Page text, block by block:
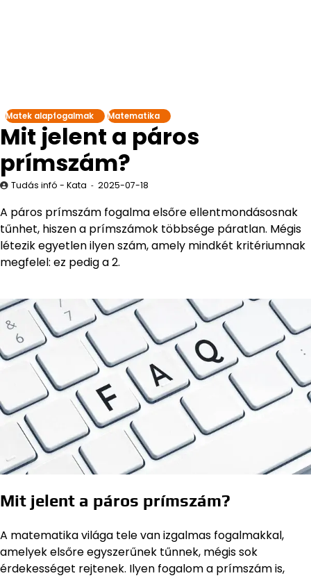
Matek alapfogalmak Matematika
Mit jelent a páros
prímszám?
Tudás infó - Kata 2025-07-18
A páros prímszám fogalma elsőre ellentmondásosnak
tűnhet, hiszen a prímszámok többsége páratlan. Mégis
létezik egyetlen ilyen szám, amely mindkét kritériumnak
megfelel: ez pedig a 2.
Mit jelent a páros prímszám?
A matematika világa tele van izgalmas fogalmakkal,
amelyek elsőre egyszerűnek tűnnek, mégis sok
érdekességet rejtenek. Ilyen fogalom a prímszám is,